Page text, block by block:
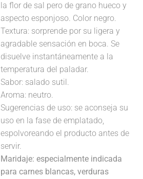
la flor de sal pero de grano hueco y
aspecto esponjoso. Color negro.
Textura: sorprende por su ligera y
agradable sensación en boca. Se
disuelve instantáneamente a la
temperatura del paladar.
Sabor: salado sutil.
Aroma: neutro.
Sugerencias de uso: se aconseja su
uso en la fase de emplatado,
espolvoreando el producto antes de
servir.
Maridaje: especialmente indicada
para carnes blancas, verduras